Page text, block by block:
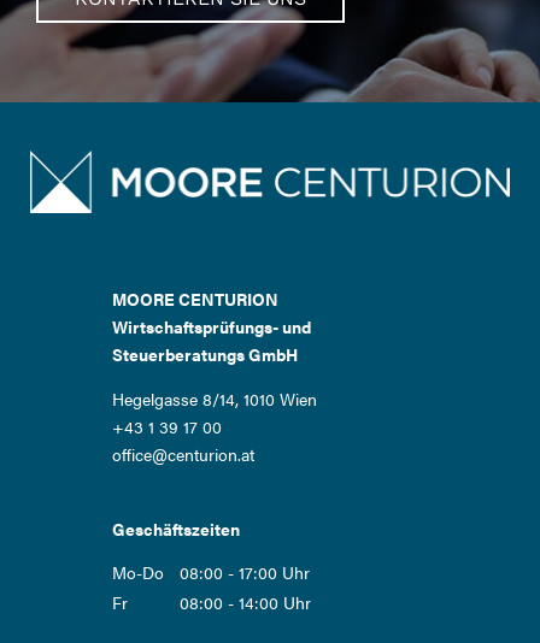
MOORE CENTURION
Wirtschaftsprüfungs- und
Steuerberatungs GmbH
Hegelgasse 8/14, 1010 Wien
+43 1 39 17 00
office@centurion.at
Geschäftszeiten
Mo-Do
08:00 - 17:00 Uhr
Fr
08:00 - 14:00 Uhr